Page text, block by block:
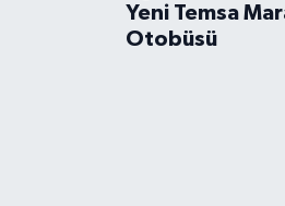
Yeni Temsa
Otobüsü